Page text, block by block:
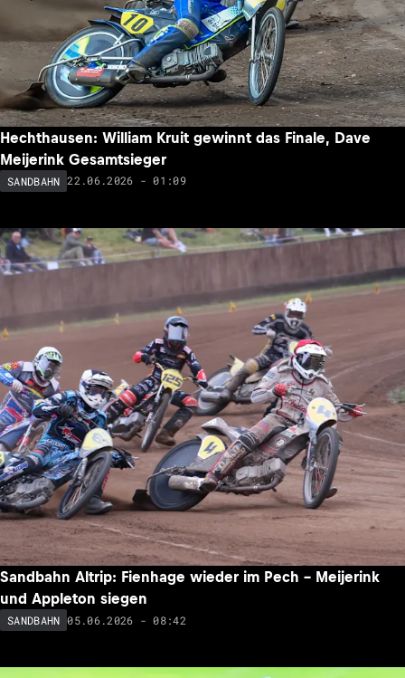
Hechthausen: William Kruit gewinnt das Finale, Dave
Meijerink Gesamtsieger
SANDBAHN 22.06.2026 - 01:09
Sandbahn Altrip: Fienhage wieder im Pech – Meijerink
und Appleton siegen
SANDBAHN 05.06.2026 - 08:42